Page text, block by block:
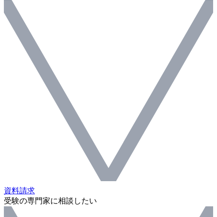
資料請求
受験の専門家に相談したい